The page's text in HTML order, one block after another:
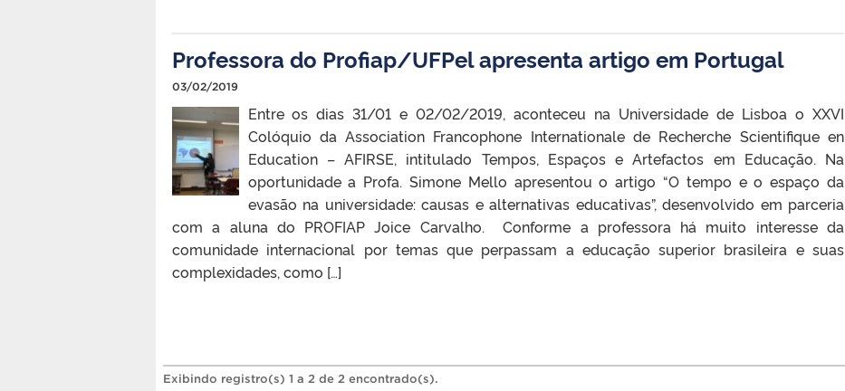
Professora do Profiap/UFPel apresenta artigo em Portugal
03/02/2019
Entre os dias 31/01 e 02/02/2019, aconteceu na Universidade de Lisboa o XXVI
Colóquio da Association Francophone Internationale de Recherche Scientifique en
Education – AFIRSE, intitulado Tempos, Espaços e Artefactos em Educação. Na
oportunidade a Profa. Simone Mello apresentou o artigo “O tempo e o espaço da
evasão na universidade: causas e alternativas educativas”, desenvolvido em parceria
com a aluna do PROFIAP Joice Carvalho. Conforme a professora há muito interesse da
comunidade internacional por temas que perpassam a educação superior brasileira e suas
complexidades, como […]
Exibindo registro(s) 1 a 2 de 2 encontrado(s).